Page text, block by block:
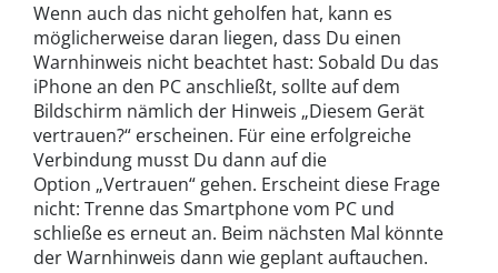
Wenn auch das nicht geholfen hat, kann es
möglicherweise daran liegen, dass Du einen
Warnhinweis nicht beachtet hast: Sobald Du das
iPhone an den PC anschließt, sollte auf dem
Bildschirm nämlich der Hinweis „Diesem Gerät
vertrauen?“ erscheinen. Für eine erfolgreiche
Verbindung musst Du dann auf die
Option „Vertrauen“ gehen. Erscheint diese Frage
nicht: Trenne das Smartphone vom PC und
schließe es erneut an. Beim nächsten Mal könnte
der Warnhinweis dann wie geplant auftauchen.